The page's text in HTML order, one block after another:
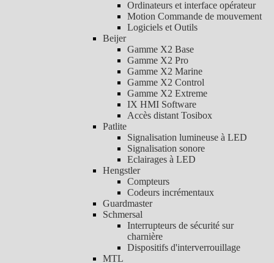
Ordinateurs et interface opérateur
Motion Commande de mouvement
Logiciels et Outils
Beijer
Gamme X2 Base
Gamme X2 Pro
Gamme X2 Marine
Gamme X2 Control
Gamme X2 Extreme
IX HMI Software
Accès distant Tosibox
Patlite
Signalisation lumineuse à LED
Signalisation sonore
Eclairages à LED
Hengstler
Compteurs
Codeurs incrémentaux
Guardmaster
Schmersal
Interrupteurs de sécurité sur
charnière
Dispositifs d'interverrouillage
MTL